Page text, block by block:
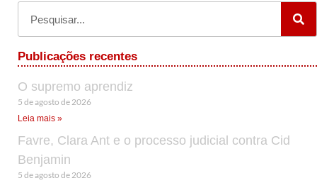
Publicações recentes
O supremo aprendiz
5 de agosto de 2026
Leia mais »
Favre, Clara Ant e o processo judicial contra Cid
Benjamin
5 de agosto de 2026